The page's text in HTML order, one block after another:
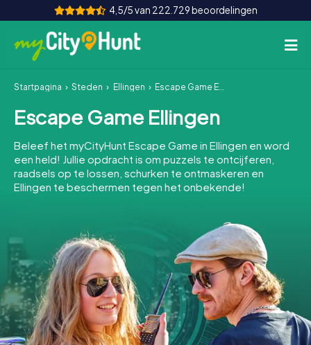
4,5/5 van 222.729 beoordelingen
Hoe het werkt
Steden
Tours
Teamevenement
INT AT CH
DE
ES
FR UK
IE
IT
NL
Startpagina Steden Ellingen Escape Game Ellingen
Escape Game Ellingen
Beleef het myCityHunt Escape Game in Ellingen en word
een held! Jullie opdracht is om puzzels te ontcijferen,
raadsels op te lossen, schurken te ontmaskeren en
Ellingen te beschermen tegen het onbekende!